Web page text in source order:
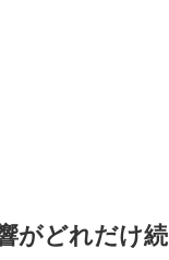
がどれだけ